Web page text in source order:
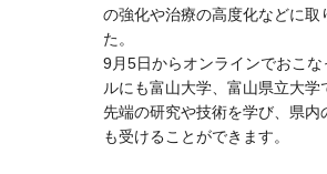
の強化や治療の高度化などに取
た。
9月5日からオンラインでおこ
ルにも富山大学、富山県立大
先端の研究や技術を学び、県内
も受けることができます。